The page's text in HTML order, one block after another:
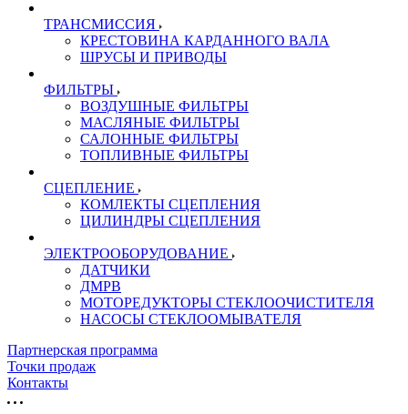
ТРАНСМИССИЯ
КРЕСТОВИНА КАРДАННОГО ВАЛА
ШРУСЫ И ПРИВОДЫ
ФИЛЬТРЫ
ВОЗДУШНЫЕ ФИЛЬТРЫ
МАСЛЯНЫЕ ФИЛЬТРЫ
САЛОННЫЕ ФИЛЬТРЫ
ТОПЛИВНЫЕ ФИЛЬТРЫ
СЦЕПЛЕНИЕ
КОМЛЕКТЫ СЦЕПЛЕНИЯ
ЦИЛИНДРЫ СЦЕПЛЕНИЯ
ЭЛЕКТРООБОРУДОВАНИЕ
ДАТЧИКИ
ДМРВ
МОТОРЕДУКТОРЫ СТЕКЛООЧИСТИТЕЛЯ
НАСОСЫ СТЕКЛООМЫВАТЕЛЯ
Партнерская программа
Точки продаж
Контакты